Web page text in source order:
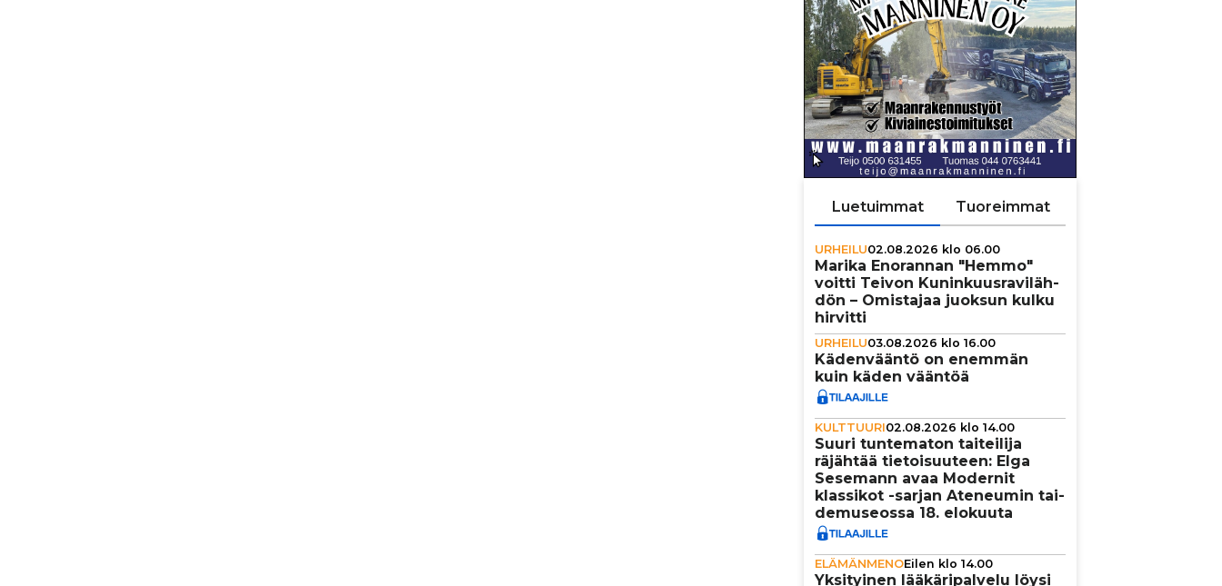
Luetuimmat Tuoreimmat
URHEILU02.08.2026 klo 06.00
Marika Enorannan "Hemmo"
voitti Teivon Kunin­kuus­ra­vi­läh­
dön – Omistajaa juoksun kulku
hirvitti
URHEILU03.08.2026 klo 16.00
Käden­vääntö on enemmän
kuin käden vääntöä
KULTTUURI02.08.2026 klo 14.00
Suuri tun­te­ma­ton tai­tei­lija
räjähtää tie­toi­suu­teen: Elga
Sesemann avaa Modernit
klassikot -sarjan Ateneumin tai­
de­mu­se­ossa 18. elokuuta
ELÄMÄNMENOEilen klo 14.00
Yksi­tyi­nen lää­kä­ri­pal­velu löysi